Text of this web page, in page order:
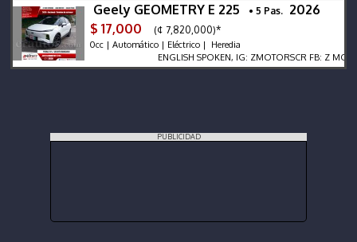
Geely GEOMETRY E 225 • 5 Pas. 2026
$ 17,000
(¢ 7,820,000)*
0cc | Automático | Eléctrico | Heredia
ENGLISH SPOKEN, IG: ZMOTORSCR FB: Z
PUBLICIDAD